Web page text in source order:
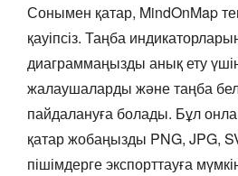
Сонымен қатар, MindOnMap
қауіпсіз. Таңба
диаграммаңызды анық ету
жалаушаларды және таңба
пайдалануға болады. Бұл
қатар жобаңызды PNG, JPG,
пішімдерге экспорттауға